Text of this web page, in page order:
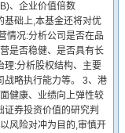
、企业价值倍数
基础上,本基金还将对优
情况:分析公司是否在品
是否稳健、是否具有长
:分析股权结构、主要
略执行能力等。 3、港
健康、业绩向上弹性较
券投资价值的研究判
风险对冲为目的,审慎开